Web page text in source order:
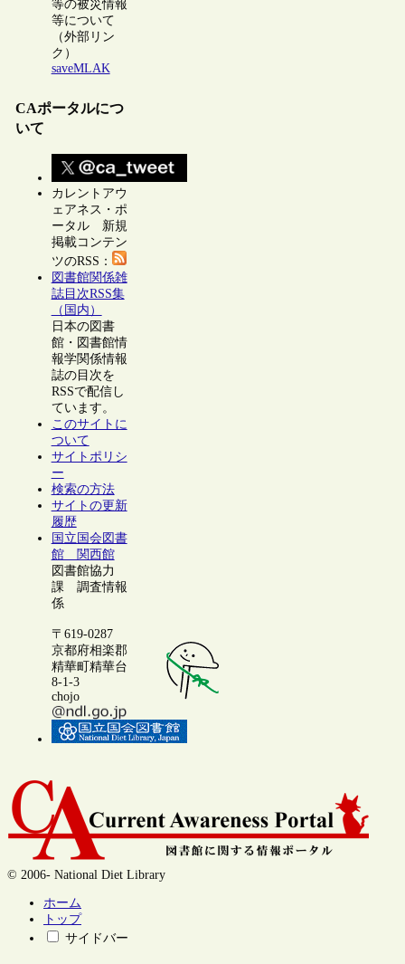
等の被災情報
等について
（外部リン
ク）
saveMLAK
CAポータルにつ
いて
カレントアウ
ェアネス・ポ
ータル 新規
掲載コンテン
ツのRSS：
図書館関係雑
誌目次RSS集
（国内）
日本の図書
館・図書館情
報学関係情報
誌の目次を
RSSで配信し
ています。
このサイトに
ついて
サイトポリシ
ー
検索の方法
サイトの更新
履歴
国立国会図書
館 関西館
図書館協力
課 調査情報
係
〒619-0287
京都府相楽郡
精華町精華台
8-1-3
chojo
© 2006- National Diet Library
ホーム
トップ
サイドバー